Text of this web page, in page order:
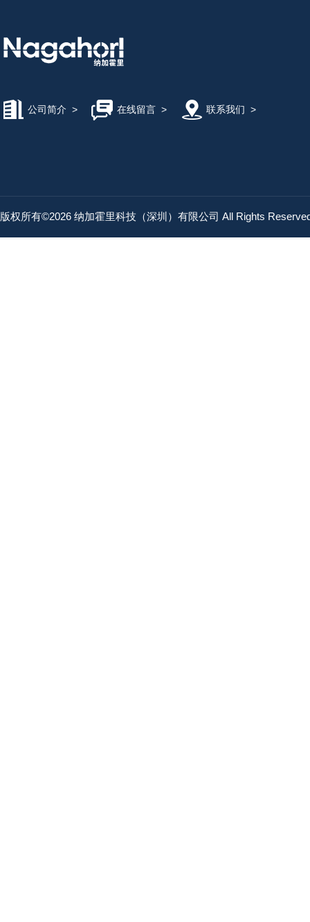
公司简介 > 在线留言> 联系我们 >
版权所有©2026 纳加霍里科技（深圳）有限公司 All Rights